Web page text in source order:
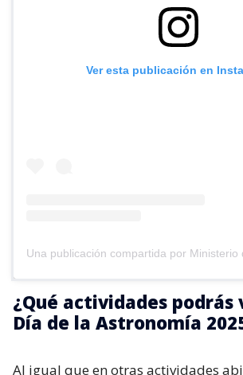
Ver esta publicación en
¿Qué actividades podrás
Día de la Astronomía
Al igual que en otras actividades